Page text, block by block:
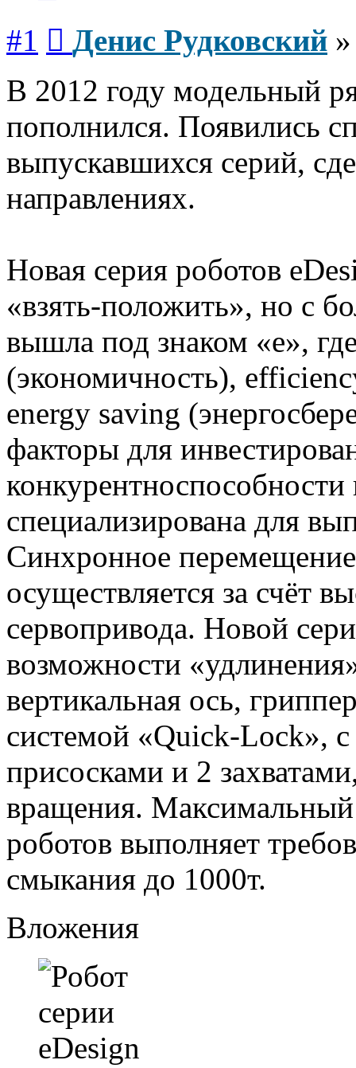
#1 Денис Рудковский
В 2012 году модельный
пополнился. Появились
выпускавшихся серий,
направлениях.
Новая серия роботов
«взять-положить», но с
вышла под знаком «е»,
(экономичность),
energy saving
факторы для
конкурентноспособности
специализирована для
Синхронное
осуществляется за счёт
сервопривода. Новой
возможности
вертикальная ось,
системой «Quick-Lock»,
присосками и 2
вращения. Максимальный
роботов выполняет
смыкания до 1000т.
Вложения